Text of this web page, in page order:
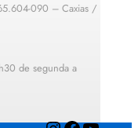
090 – Caxias /
de segunda a